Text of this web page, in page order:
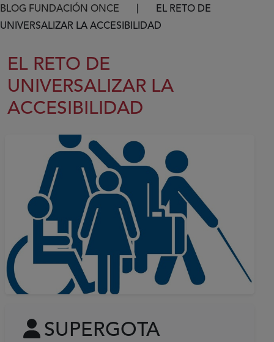
Ruta de navegación
BLOG FUNDACIÓN ONCE
EL RETO DE
UNIVERSALIZAR LA ACCESIBILIDAD
EL RETO DE
UNIVERSALIZAR LA
ACCESIBILIDAD
SUPERGOTA